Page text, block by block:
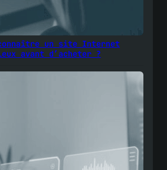
un site Internet
avant d’acheter ?